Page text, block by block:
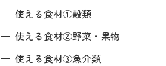
使える食材①穀類
使える食材②野菜・果物
使える食材③魚介類